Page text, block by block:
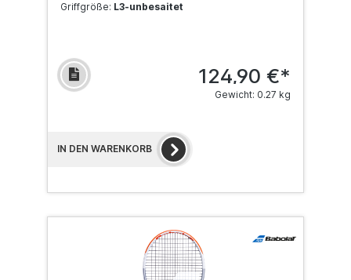
Griffgröße: L3-unbesaitet
124,90 €*
Gewicht: 0.27 kg
IN DEN WARENKORB